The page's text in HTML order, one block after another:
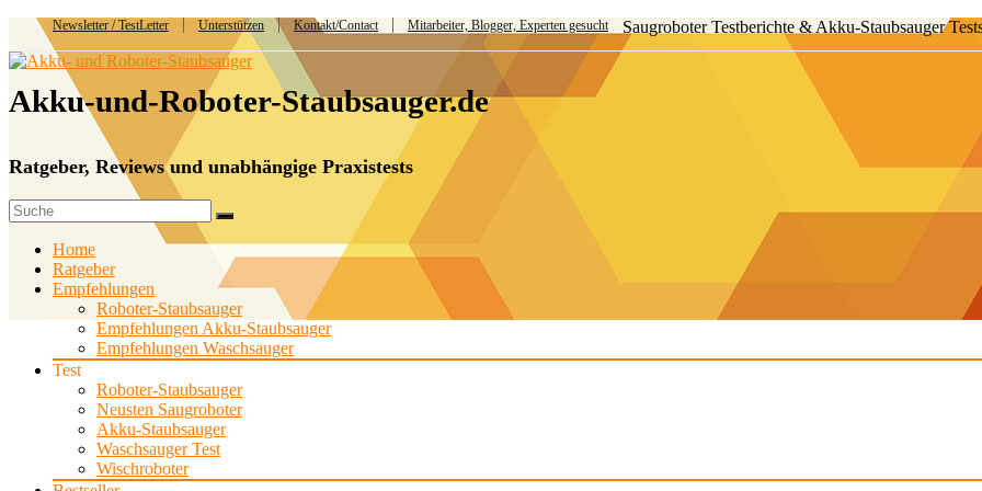
Newsletter / TestLetter Unterstützen Kontakt/Contact Mitarbeiter, Blogger, Experten gesucht Saugroboter Testberichte & Akku-Staubsauger
Akku-und-Roboter-Staubsauger.de
Ratgeber, Reviews und unabhängige Praxistests
Home
Ratgeber
Empfehlungen
Roboter-Staubsauger
Empfehlungen Akku-Staubsauger
Empfehlungen Waschsauger
Test
Roboter-Staubsauger
Neusten Saugroboter
Akku-Staubsauger
Waschsauger Test
Wischroboter